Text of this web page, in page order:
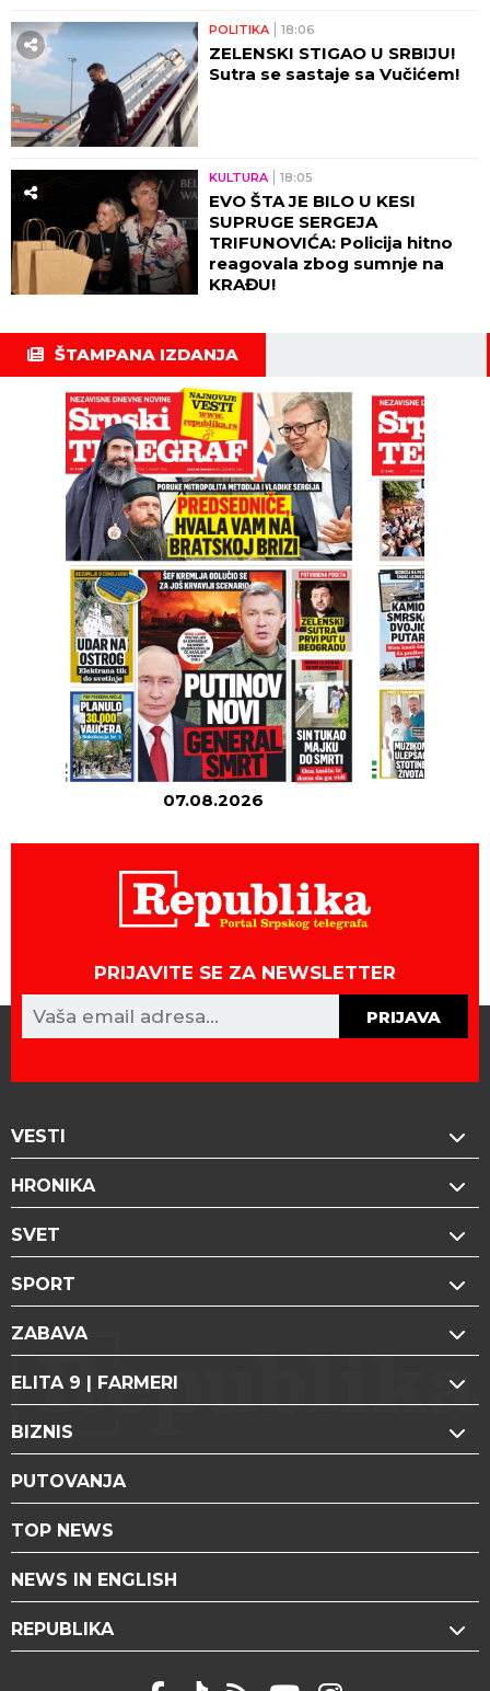
POLITIKA 18:06
ZELENSKI STIGAO U SRBIJU!
Sutra se sastaje sa Vučićem!
KULTURA 18:05
EVO ŠTA JE BILO U KESI
SUPRUGE SERGEJA
TRIFUNOVIĆA: Policija hitno
reagovala zbog sumnje na
KRAĐU!
ŠTAMPANA IZDANJA
07.08.2026
PRIJAVITE SE ZA NEWSLETTER
PRIJAVA
VESTI
HRONIKA
SVET
SPORT
ZABAVA
ELITA 9 | FARMERI
BIZNIS
PUTOVANJA
TOP NEWS
NEWS IN ENGLISH
REPUBLIKA